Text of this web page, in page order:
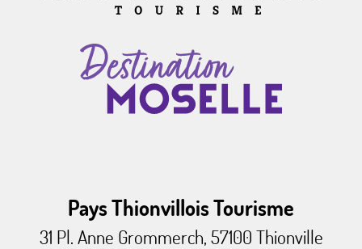
Pays Thionvillois Tourisme
31 Pl. Anne Grommerch, 57100 Thionville